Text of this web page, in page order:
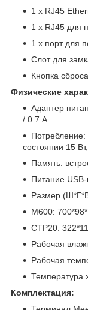
1 x RJ45
1 x RJ45 для
1 x порт для
Cлот для
Кнопка
Физические
Адаптер
/ 0.7 А
состоянии 15
Память:
Питание
Размер
M600:
CTP20:
Рабочая
Рабочая
Температура
Комплектация: